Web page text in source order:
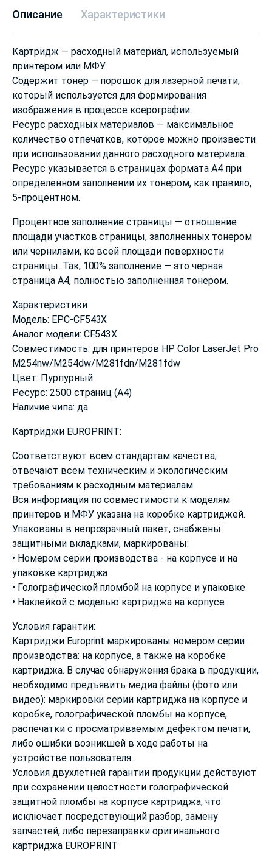
Описание Характеристики
Картридж — расходный материал, используемый
принтером или МФУ.
Содержит тонер — порошок для лазерной печати,
который используется для формирования
изображения в процессе ксерографии.
Ресурс расходных материалов — максимальное
количество отпечатков, которое можно произвести
при использовании данного расходного материала.
Ресурс указывается в страницах формата А4 при
определенном заполнении их тонером, как правило,
5-процентном.
Процентное заполнение страницы — отношение
площади участков страницы, заполненных тонером
или чернилами, ко всей площади поверхности
страницы. Так, 100% заполнение — это черная
страница А4, полностью заполненная тонером.
Характеристики
Модель: EPC-CF543X
Аналог модели: CF543X
Совместимость: для принтеров HP Color LaserJet Pro
M254nw/M254dw/M281fdn/M281fdw
Цвет: Пурпурный
Ресурс: 2500 страниц (А4)
Наличие чипа: да
Картриджи EUROPRINT:
Соответствуют всем стандартам качества,
отвечают всем техническим и экологическим
требованиям к расходным материалам.
Вся информация по совместимости к моделям
принтеров и МФУ указана на коробке картриджей.
Упакованы в непрозрачный пакет, снабжены
защитными вкладками, маркированы:
• Номером серии производства - на корпусе и на
упаковке картриджа
• Голографической пломбой на корпусе и упаковке
• Наклейкой с моделью картриджа на корпусе
Условия гарантии:
Картриджи Europrint маркированы номером серии
производства: на корпусе, а также на коробке
картриджа. В случае обнаружения брака в продукции,
необходимо предъявить медиа файлы (фото или
видео): маркировки серии картриджа на корпусе и
коробке, голографической пломбы на корпусе,
распечатки с просматриваемым дефектом печати,
либо ошибки возникшей в ходе работы на
устройстве пользователя.
Условия двухлетней гарантии продукции действуют
при сохранении целостности голографической
защитной пломбы на корпусе картриджа, что
исключает посредствующий разбор, замену
запчастей, либо перезаправки оригинального
картриджа EUROPRINT